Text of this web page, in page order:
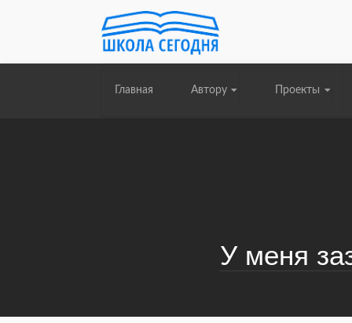
Главная Автору Проекты
У меня